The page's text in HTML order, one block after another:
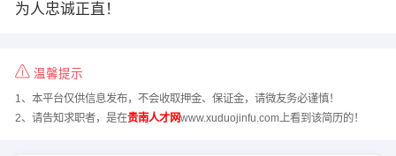
为人忠诚正直！
温馨提示
1、本平台仅供信息发布，不会收取押金、保证金，请微友务必谨慎！
2、请告知求职者，是在贵南人才网www.xuduojinfu.com上看到该简历的！